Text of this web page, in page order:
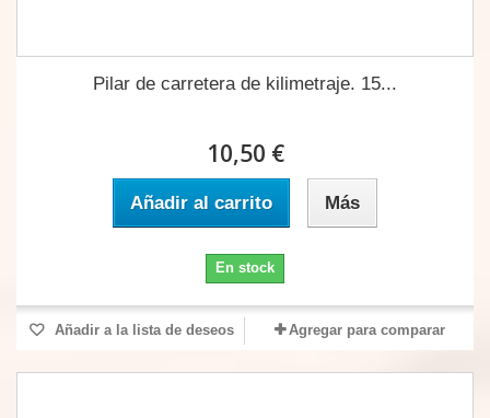
Pilar de carretera de kilimetraje. 15...
10,50 €
Añadir al carrito Más
En stock
Añadir a la lista de deseos Agregar para comparar